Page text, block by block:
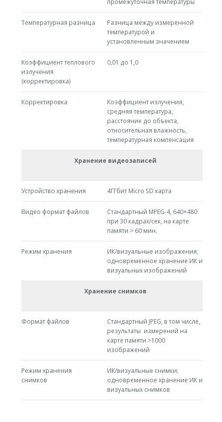
промежуточная температуры
Температурная разница
Разница между измеренной
температурой и
установленным значением
Коэффициент теплового
излучения
(корректировка)
0,01 до 1,0
Корректировка
Коэффициент излучения,
средняя температура,
расстояние до объекта,
относительная влажность,
температурная компенсация
Хранение видеозаписей
Устройство хранения 4ГГбит Micro SD карта
Видео формат файлов
Стандартный MPEG-4, 640×480
при 30 кадрах/сек, на карте
памяти > 60 мин.
Режим хранения
ИК/визуальные изображения;
одновременное хранение ИК и
визуальных изображений
Хранение снимков
Формат файлов
Стандартный JPEG, в том числе,
результаты измерений на
карте памяти >1000
изображений
Режим хранения
снимков
ИК/визуальные снимки;
одновременное хранение ИК и
визуальных снимков